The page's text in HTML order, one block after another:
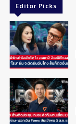
Editor Picks